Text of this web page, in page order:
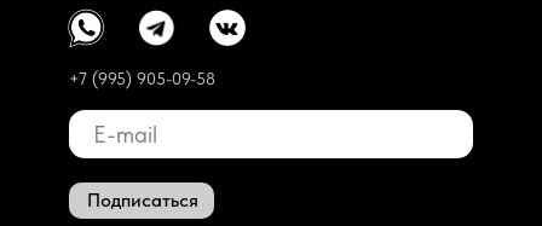
Подписаться
+7 (995) 905-09-58